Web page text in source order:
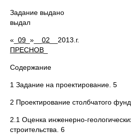
Задание
выдал
«_ 09 _»__ 02
ПРЕСНОВ
Содержание
1 Задание на проектирование. 5
2 Проектирование столбчатого
2.1 Оценка инженерно-
строительства. 6